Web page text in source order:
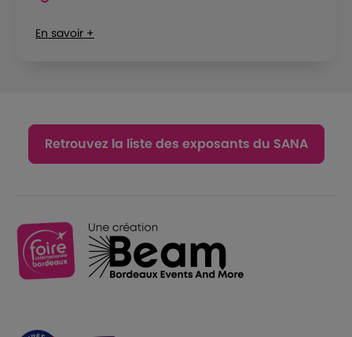
En savoir +
Retrouvez la liste des exposants du SANA